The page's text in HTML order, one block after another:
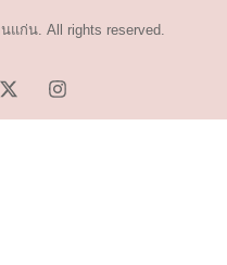
แก่น. All rights reserved.